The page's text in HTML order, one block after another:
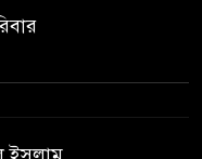
হয়েছিল